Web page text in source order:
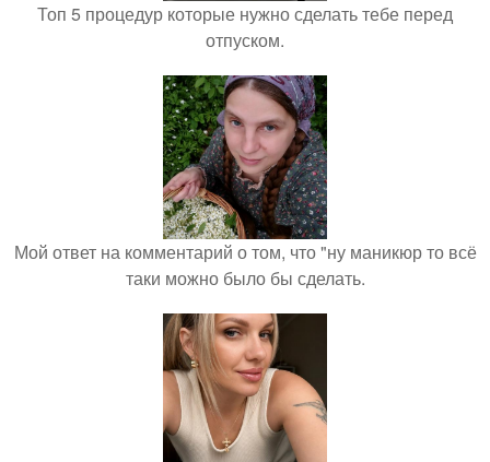
Топ 5 процедур которые нужно сделать тебе перед
отпуском.
Мой ответ на комментарий о том, что "ну маникюр то всё
таки можно было бы сделать.